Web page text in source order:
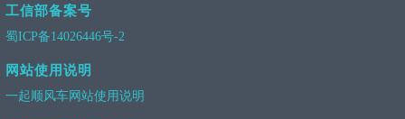
工信部备案号
蜀ICP备14026446号-2
网站使用说明
一起顺风车网站使用说明